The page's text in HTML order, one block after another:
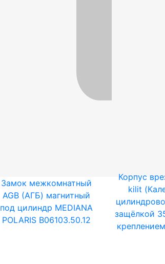
Замок межкомнатный
AGB (АГБ) магнитный
под цилиндр MEDIANA
POLARIS B06103.50.12
Корпус
kilit
защёлкой